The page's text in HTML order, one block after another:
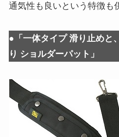
通気性も良いという特徴も
●「一体タイプ 滑り止めと
り ショルダーパット」